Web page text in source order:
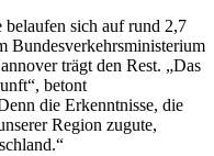
sich auf rund 2,7
Bundesverkehrsministerium
trägt den Rest. „Das
betont
die Erkenntnisse, die
Region zugute,